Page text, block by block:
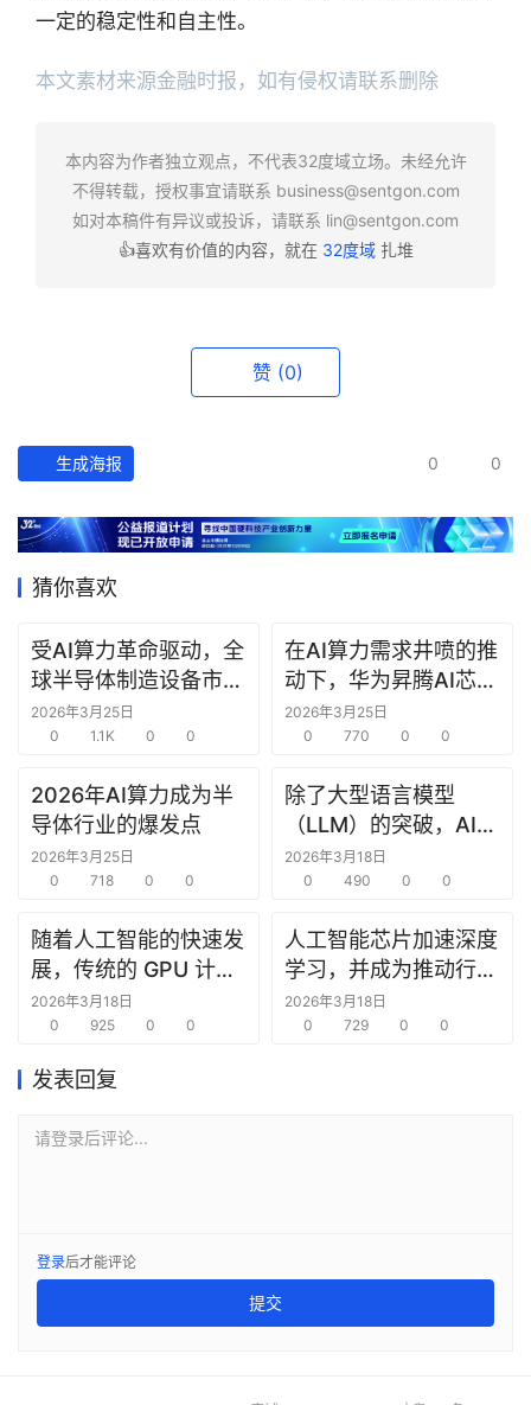
窗
商
机
合
圈
一定的稳定性和自主性。
本文素材来源金融时报，如有侵权请联系删除
本内容为作者独立观点，不代表32度域立场。未经允许
不得转载，授权事宜请联系 business@sentgon.com
如对本稿件有异议或投诉，请联系 lin@sentgon.com
👍喜欢有价值的内容，就在 32度域扎堆
赞 (0)
生成海报 0 0
猜你喜欢
受AI算力革命驱动，全
球半导体制造设备市场
规模预计2026年将增
至1450亿美元
2026年3月25日
0
1.1K 0 0
在AI算力需求井喷的推
动下，华为昇腾AI芯片
保持每年一代新品的发
布频率
2026年3月25日
0
770 0 0
2026年AI算力成为半
导体行业的爆发点
2026年3月25日
0
718 0 0
除了大型语言模型
（LLM）的突破，AI
Agent（智能体）‍技术
成为 2026 年的主导趋
2026年3月18日
0
490 0 0
随着人工智能的快速发
展，传统的 GPU 计算
架构正面临挑战
2026年3月18日
0
925 0 0
人工智能芯片加速深度
学习，并成为推动行业
革新的关键力量
2026年3月18日
0
729 0 0
发表回复
请登录后评论...
登录后才能评论
提交